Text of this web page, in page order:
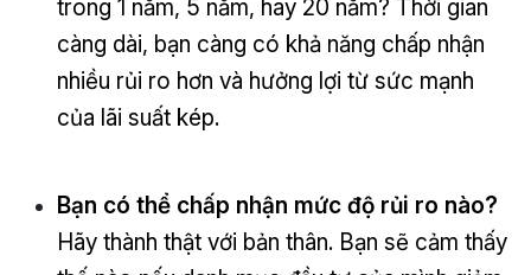
trong 1 năm, 5 năm, hay 20 năm? Thời gian
càng dài, bạn càng có khả năng chấp nhận
nhiều rủi ro hơn và hưởng lợi từ sức mạnh
của lãi suất kép.
Bạn có thể chấp nhận mức độ rủi ro nào?
Hãy thành thật với bản thân. Bạn sẽ cảm thấy